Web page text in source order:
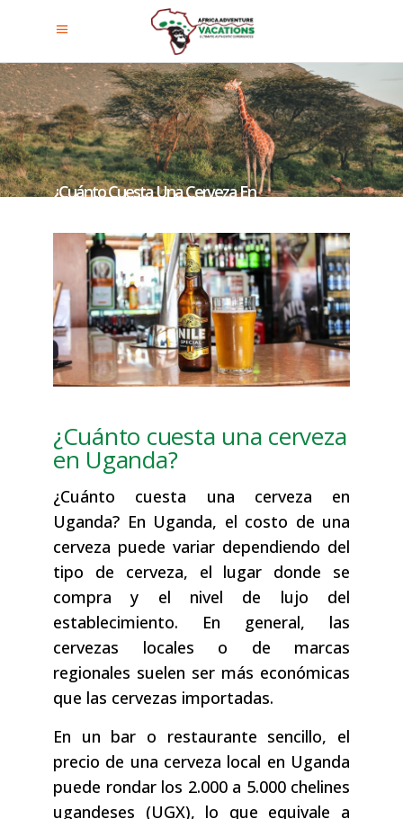
¿Cuánto Cuesta Una Cerveza En
Uganda?
¿Cuánto cuesta una cerveza
en Uganda?
¿Cuánto cuesta una cerveza en
Uganda? En Uganda, el costo de una
cerveza puede variar dependiendo del
tipo de cerveza, el lugar donde se
compra y el nivel de lujo del
establecimiento. En general, las
cervezas locales o de marcas
regionales suelen ser más económicas
que las cervezas importadas.
En un bar o restaurante sencillo, el
precio de una cerveza local en Uganda
puede rondar los 2.000 a 5.000 chelines
ugandeses (UGX), lo que equivale a